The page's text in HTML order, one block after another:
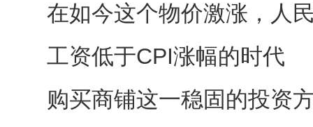
在如今这个物价激涨，人
工资低于CPI涨幅的时代
购买商铺这一稳固的投资